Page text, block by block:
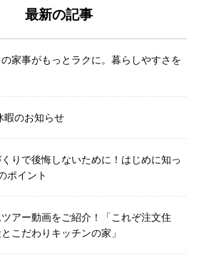
最新の記事
の家事がもっとラクに。暮らしやすさを
のお知らせ
くりで後悔しないために！はじめに知っ
ポイント
アー動画をご紹介！「これぞ注文住
こだわりキッチンの家」